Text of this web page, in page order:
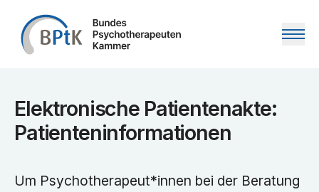
Zum Inhalt springen
Elektronische Patientenakte:
Patienteninformationen
Um Psychotherapeut*innen bei der Beratung